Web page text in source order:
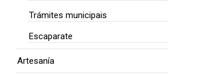
Trámites municipais
Escaparate
Artesanía